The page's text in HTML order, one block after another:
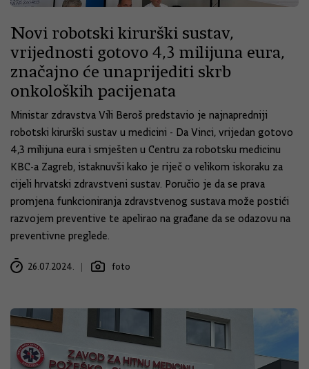
Novi robotski kirurški sustav,
vrijednosti gotovo 4,3 milijuna eura,
značajno će unaprijediti skrb
onkoloških pacijenata
Ministar zdravstva Vili Beroš predstavio je najnapredniji
robotski kirurški sustav u medicini - Da Vinci, vrijedan gotovo
4,3 milijuna eura i smješten u Centru za robotsku medicinu
KBC-a Zagreb, istaknuvši kako je riječ o velikom iskoraku za
cijeli hrvatski zdravstveni sustav. Poručio je da se prava
promjena funkcioniranja zdravstvenog sustava može postići
razvojem preventive te apelirao na građane da se odazovu na
preventivne preglede.
26.07.2024. foto